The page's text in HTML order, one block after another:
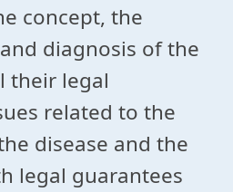
concept, the
diagnosis of the
their legal
related to the
disease and the
legal guarantees